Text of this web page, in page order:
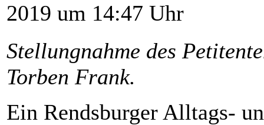
2019 um 14:47 Uhr
Stellungnahme des
Torben Frank.
Ein Rendsburger Alltags-